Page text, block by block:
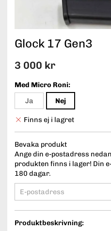
Glock 17 Gen3
3 000 kr
Med Micro Roni:
Ja
Nej
Finns ej i lagret
Bevaka produkt
Ange din e-postadress
produkten finns i lager! Din
180 dagar.
Produktbeskrivning: